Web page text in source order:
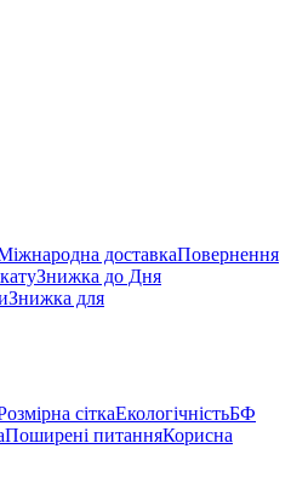
доставкаПовернення
Знижка до Дня
Знижка для
сіткаЕкологічністьБФ
Поширені питанняКорисна